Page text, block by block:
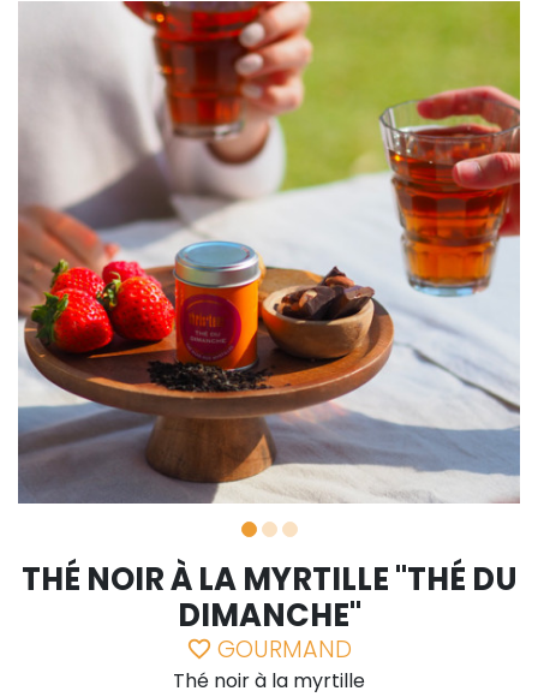
THÉ NOIR À LA MYRTILLE "THÉ DU
DIMANCHE"
favorite_border GOURMAND
Thé noir à la myrtille